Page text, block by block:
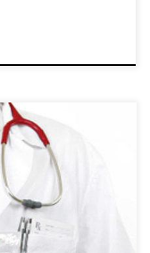
Alzheimera i
Według
żyje z tą
w tym kraju.
tak zwanego zamętu